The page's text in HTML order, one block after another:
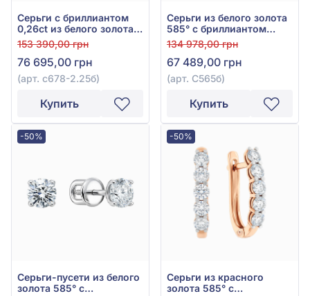
Серьги с бриллиантом
0,26ct из белого золота
585°, арт. с678-2.25б
153 390,00 грн
76 695,00 грн
(арт. с678-2.25б)
Купить
Серьги из белого золота
585° с бриллиантом
0,55ct, арт. С565б
134 978,00 грн
67 489,00 грн
(арт. С565б)
Купить
-50%
Серьги-пусети из белого
золота 585° с
-50%
Серьги из красного
золота 585° с